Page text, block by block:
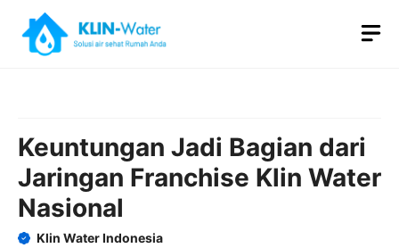
content
Keuntungan Jadi Bagian dari
Jaringan Franchise Klin Water
Nasional
Klin Water Indonesia